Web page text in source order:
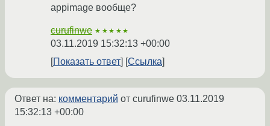
appimage вообще?
curufinwe ★★★★★
03.11.2019 15:32:13 +00:00
Показать ответ
Ссылка
Ответ на: комментарий от curufinwe 03.11.2019
15:32:13 +00:00